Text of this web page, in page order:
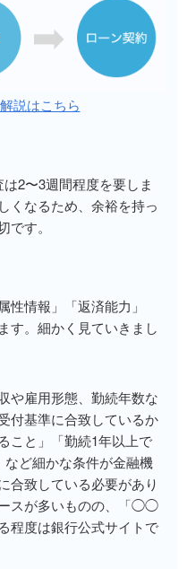
説はこちら
2〜3週間程度を要しま
くなるため、余裕を持っ
す。
情報」「返済能力」
す。細かく見ていきまし
や雇用形態、勤続年数な
付基準に合致しているか
こと」「勤続1年以上で
ど細かな条件が金融機
合致している必要があり
スが多いものの、「◯◯
度は銀行公式サイトで